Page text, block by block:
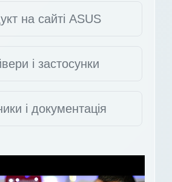
на сайті ASUS
і застосунки
і документація